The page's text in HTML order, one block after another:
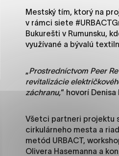
Mestský tím, ktorý na
v rámci siete
Bukurešti v Rumunsku,
využívané a bývalú
„Prostredníctvom Peer
revitalizácie
záchranu,“ hovorí
Všetci partneri projektu
cirkulárneho mesta a
metód URBACT,
Olivera Hasemanna a
Analytické cookies
Analytické cookies pomáhajú
možné ich spojiť s konkrétnou